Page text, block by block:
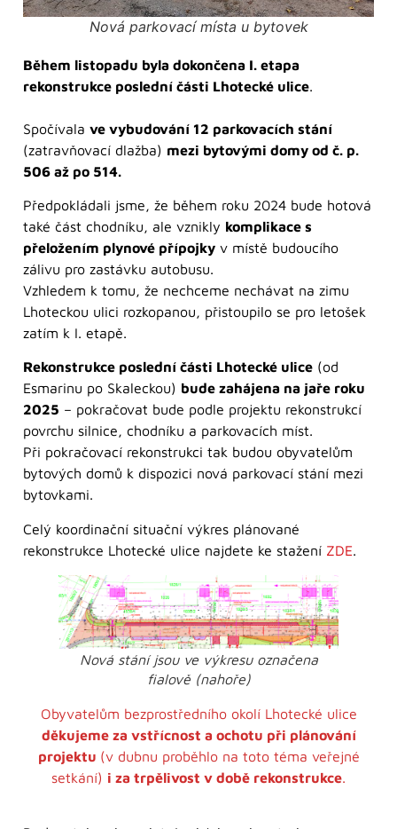
Nová parkovací místa u bytovek
Během listopadu byla dokončena I. etapa
rekonstrukce poslední části Lhotecké ulice.
Spočívala ve vybudování 12 parkovacích stání
(zatravňovací dlažba) mezi bytovými domy od č. p.
506 až po 514.
Předpokládali jsme, že během roku 2024 bude hotová
také část chodníku, ale vznikly komplikace s
přeložením plynové přípojky v místě budoucího
zálivu pro zastávku autobusu.
Vzhledem k tomu, že nechceme nechávat na zimu
Lhoteckou ulici rozkopanou, přistoupilo se pro letošek
zatím k I. etapě.
Rekonstrukce poslední části Lhotecké ulice (od
Esmarinu po Skaleckou) bude zahájena na jaře roku
2025 – pokračovat bude podle projektu rekonstrukcí
povrchu silnice, chodníku a parkovacích míst.
Při pokračovací rekonstrukci tak budou obyvatelům
bytových domů k dispozici nová parkovací stání mezi
bytovkami.
Celý koordinační situační výkres plánované
rekonstrukce Lhotecké ulice najdete ke stažení ZDE.
Nová stání jsou ve výkresu označena
fialově (nahoře)
Obyvatelům bezprostředního okolí Lhotecké ulice
děkujeme za vstřícnost a ochotu při plánování
projektu (v dubnu proběhlo na toto téma veřejné
setkání) i za trpělivost v době rekonstrukce.